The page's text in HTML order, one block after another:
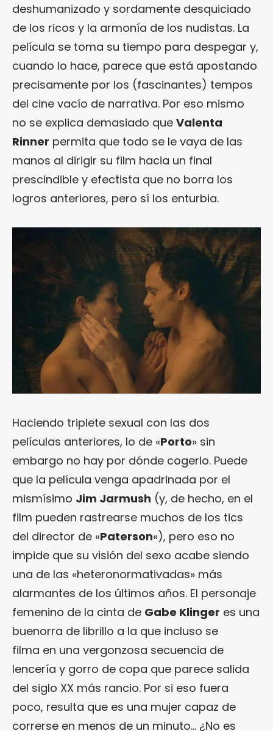
deshumanizado y sordamente desquiciado
de los ricos y la armonía de los nudistas. La
película se toma su tiempo para despegar y,
cuando lo hace, parece que está apostando
precisamente por los (fascinantes) tempos
del cine vacío de narrativa. Por eso mismo
no se explica demasiado que Valenta
Rinner permita que todo se le vaya de las
manos al dirigir su film hacia un final
prescindible y efectista que no borra los
logros anteriores, pero sí los enturbia.
Haciendo triplete sexual con las dos
películas anteriores, lo de «Porto» sin
embargo no hay por dónde cogerlo. Puede
que la película venga apadrinada por el
mismísimo Jim Jarmush (y, de hecho, en el
film pueden rastrearse muchos de los tics
del director de «Paterson«), pero eso no
impide que su visión del sexo acabe siendo
una de las «heteronormativadas» más
alarmantes de los últimos años. El personaje
femenino de la cinta de Gabe Klinger es una
buenorra de librillo a la que incluso se
filma en una vergonzosa secuencia de
lencería y gorro de copa que parece salida
del siglo XX más rancio. Por si eso fuera
poco, resulta que es una mujer capaz de
correrse en menos de un minuto… ¿No es